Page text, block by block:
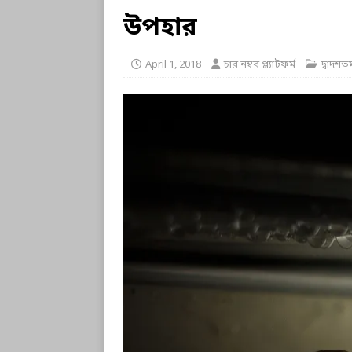
উপহার
April 1, 2018 চার নম্বর প্ল্যাটফর্ম